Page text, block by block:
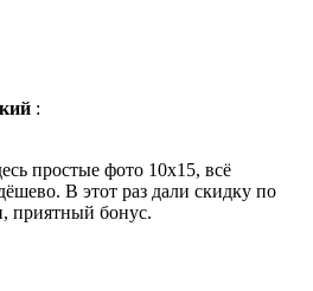
:
простые фото 10х15, всё
В этот раз дали скидку по
приятный бонус.